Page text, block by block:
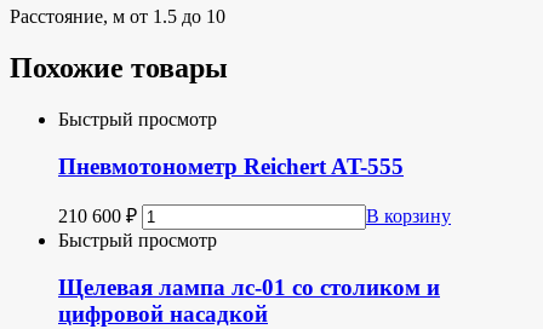
Расстояние, м от 1.5 до 10
Похожие товары
Быстрый просмотр
Пневмотонометр Reichert AT-555
210 600 ₽
В корзину
Быстрый просмотр
Щелевая лампа лс-01 со столиком и
цифровой насадкой